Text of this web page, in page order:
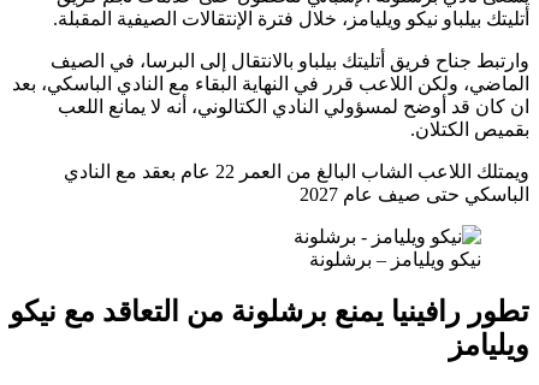
نيكو ويليامز، خلال فترة الإنتقالات الصيفية المقبلة.
جناح فريق أتليتك بيلباو بالانتقال إلى البرسا، في الصيف
ولكن اللاعب قرر في النهاية البقاء مع النادي الباسكي، بعد
أوضح لمسؤولي النادي الكتالوني، أنه لا يمانع اللعب
ويمتلك اللاعب الشاب البالغ من العمر 22 عام بعقد مع النادي
حتى صيف عام 2027
ويليامز – برشلونة
رافينيا يمنع برشلونة من التعاقد مع نيكو